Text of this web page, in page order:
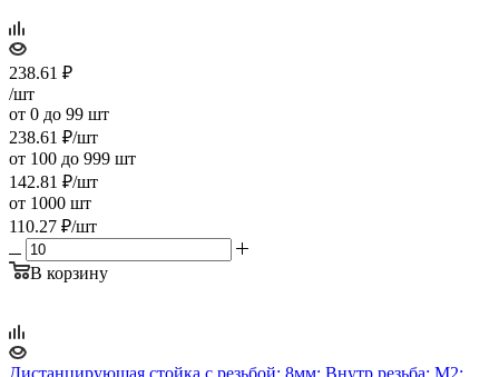
238.61 ₽
/шт
от 0 до 99 шт
238.61 ₽/шт
от 100 до 999 шт
142.81 ₽/шт
от 1000 шт
110.27 ₽/шт
В корзину
Дистанцирующая стойка с резьбой; 8мм; Внутр.резьба: M2;